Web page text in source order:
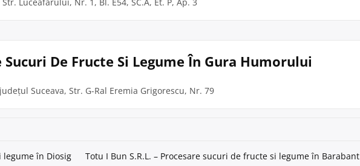
Sucuri De Fructe Si Legume În Gura Humorului
Suceava, Str. G-Ral Eremia Grigorescu, Nr. 79
legume în Diosig Totu I Bun S.R.L. – Procesare sucuri de fructe si legume în Barabant